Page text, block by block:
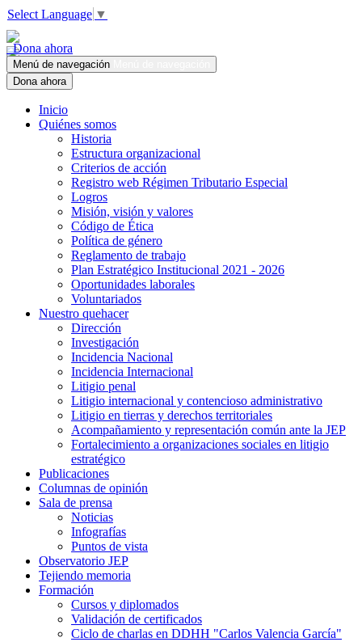
Select Language ▼
Dona ahora
Menú de navegación
Dona ahora
Inicio
Quiénes somos
Historia
Estructura organizacional
Criterios de acción
Registro web Régimen Tributario Especial
Logros
Misión, visión y valores
Código de Ética
Política de género
Reglamento de trabajo
Plan Estratégico Institucional 2021 - 2026
Oportunidades laborales
Voluntariados
Nuestro quehacer
Dirección
Investigación
Incidencia Nacional
Incidencia Internacional
Litigio penal
Litigio internacional y contencioso administrativo
Litigio en tierras y derechos territoriales
Acompañamiento y representación común ante la JEP
Fortalecimiento a organizaciones sociales en litigio
estratégico
Publicaciones
Columnas de opinión
Sala de prensa
Noticias
Infografías
Puntos de vista
Observatorio JEP
Tejiendo memoria
Formación
Cursos y diplomados
Validación de certificados
Ciclo de charlas en DDHH "Carlos Valencia García"